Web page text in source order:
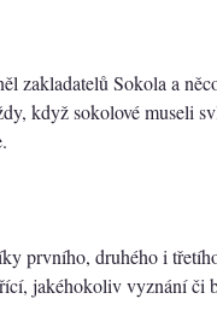
zakladatelů Sokola a
když sokolové museli
prvního, druhého i
jakéhokoliv vyznání či